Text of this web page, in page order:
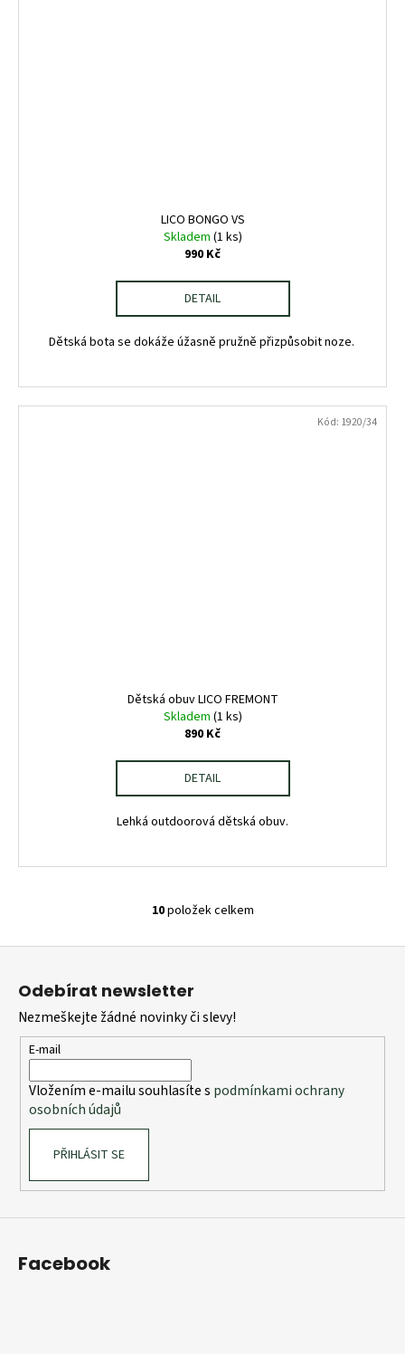
LICO BONGO VS
Skladem (1 ks)
990 Kč
DETAIL
Dětská bota se dokáže úžasně pružně přizpůsobit noze.
Dětská obuv LICO FREMONT
Skladem (1 ks)
890 Kč
DETAIL
Lehká outdoorová dětská obuv.
Kód: 1920/34
O
v
a
c
r
ý
p
10položek celkem
Z
Odebírat newsletter
Nezmeškejte žádné novinky či slevy!
E-mail
Vložením e-mailu souhlasíte s podmínkami ochrany
osobních údajů
PŘIHLÁSIT SE
Facebook